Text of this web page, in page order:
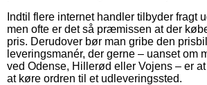
Indtil flere internet handler tilbyder fragt
men ofte er det så præmissen at der
pris. Derudover bør man gribe den
leveringsmanér, der gerne – uanset om
ved Odense, Hillerød eller Vojens – er at
at køre ordren til et udleveringssted.